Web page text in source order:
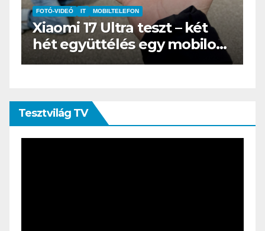
IT MŰSZAKI
BOOX Go 10.3 teszt – Amikor
az e-book olvasó felnő, és
öltönyt húz
Tesztvilág TV